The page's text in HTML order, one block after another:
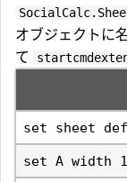
オブジェクトに
て
set sheet
set A width